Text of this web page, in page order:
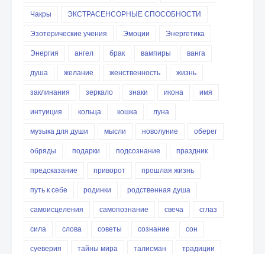
Чакры
ЭКСТРАСЕНСОРНЫЕ СПОСОБНОСТИ
Эзотерические учения
Эмоции
Энергетика
Энергия
ангел брак вампиры
ванга
душа
желание женственность
жизнь
заклинания
зеркало знаки икона
имя
интуиция
кольца кошка
луна
музыка для души
мысли новолуние
оберег
обряды
подарки подсознание
праздник
предсказание
приворот
прошлая жизнь
путь к себе
родинки
родственная душа
самоисцеления
самопознание свеча
сглаз
сила
слова советы сознание
сон
суеверия
тайны мира талисман
традиции